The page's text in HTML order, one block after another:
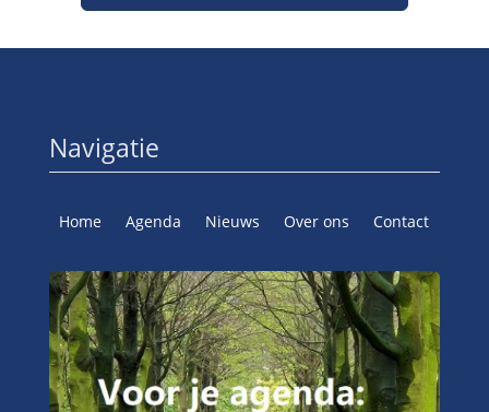
Navigatie
Home Agenda Nieuws Over ons Contact